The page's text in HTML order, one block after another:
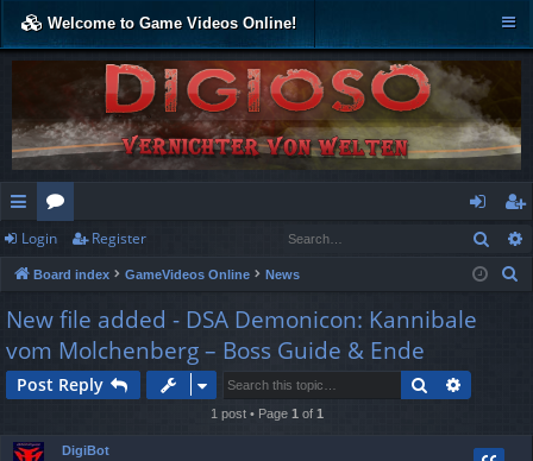
Welcome to Game Videos Online!
ui
ck
lin
ks
or
u
m
s
og
in
eg
ist
Login Register
Board index GameVideos Online News
New file added - DSA Demonicon: Kannibale
vom Molchenberg – Boss Guide & Ende
Post Reply Search
1 post • Page 1 of 1
DigiBot